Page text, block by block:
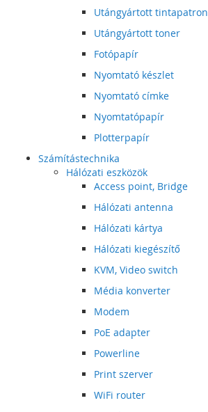
Utángyártott tintapatron
Utángyártott toner
Fotópapír
Nyomtató készlet
Nyomtató címke
Nyomtatópapír
Plotterpapír
Számítástechnika
Hálózati eszközök
Access point, Bridge
Hálózati antenna
Hálózati kártya
Hálózati kiegészítő
KVM, Video switch
Média konverter
Modem
PoE adapter
Powerline
Print szerver
WiFi router